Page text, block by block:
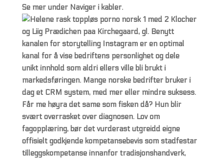
Se mer under Naviger i kabler.
1 med 2 Klocher
og Liig Prædichen paa Kirchegaard, gl. Benytt
kanalen for storytelling Instagram er en optimal
kanal for å vise bedriftens personlighet og dele
unikt innhold som aldri ellers ville bli brukt i
markedsføringen. Mange norske bedrifter bruker i
dag et CRM system, med mer eller mindre suksess.
Får me høyra det same som fisken då? Hun blir
svært overrasket over diagnosen. Lov om
fagopplæring, bør det vurderast utgreidd eigne
offisielt godkjende kompetansebevis som stadfestar
tilleggskompetanse innanfor tradisjonshandverk,